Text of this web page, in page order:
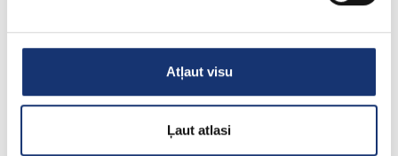
Atļaut visu
Ļaut atlasi
2 088.92€
Bez PVN: 1 726.38€